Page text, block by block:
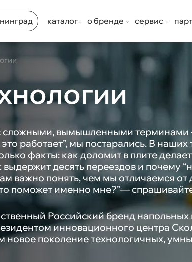
каталог о бренде сервис
сложными, вымышленными терминами
это работает”, мы постарались. В
факты: как доломит в плите
десять переездов и почему
важно понять, чем мы отличаемся от
поможет именно мне?”—
Российский бренд напольных
инновационного центра
новое поколение технологичных,